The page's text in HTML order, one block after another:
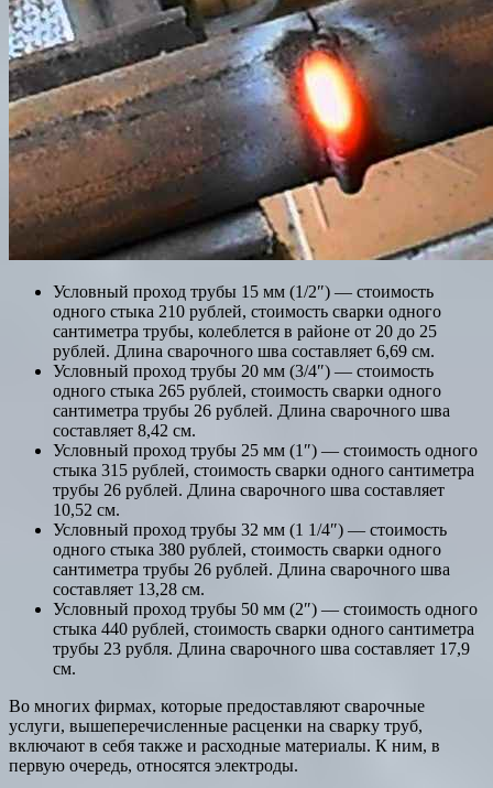
Условный проход трубы 15 мм (1/2″) — стоимость
одного стыка 210 рублей, стоимость сварки одного
сантиметра трубы, колеблется в районе от 20 до 25
рублей. Длина сварочного шва составляет 6,69 см.
Условный проход трубы 20 мм (3/4″) — стоимость
одного стыка 265 рублей, стоимость сварки одного
сантиметра трубы 26 рублей. Длина сварочного шва
составляет 8,42 см.
Условный проход трубы 25 мм (1″) — стоимость одного
стыка 315 рублей, стоимость сварки одного сантиметра
трубы 26 рублей. Длина сварочного шва составляет
10,52 см.
Условный проход трубы 32 мм (1 1/4″) — стоимость
одного стыка 380 рублей, стоимость сварки одного
сантиметра трубы 26 рублей. Длина сварочного шва
составляет 13,28 см.
Условный проход трубы 50 мм (2″) — стоимость одного
стыка 440 рублей, стоимость сварки одного сантиметра
трубы 23 рубля. Длина сварочного шва составляет 17,9
см.
Во многих фирмах, которые предоставляют сварочные
услуги, вышеперечисленные расценки на сварку труб,
включают в себя также и расходные материалы. К ним, в
первую очередь, относятся электроды.